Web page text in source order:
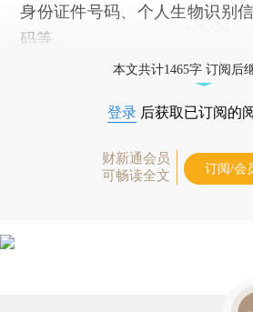
身份证件号码、个人生物识别
码等。
本文共计1465字 订阅后
登录 后获取已订阅的
财新通会员
可畅读全文
订阅/会